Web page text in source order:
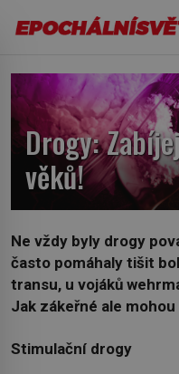
Drogy:
věků!
Ne vždy byly drogy
často pomáhaly tišit
transu, u vojáků
Jak zákeřné ale
Stimulační drogy